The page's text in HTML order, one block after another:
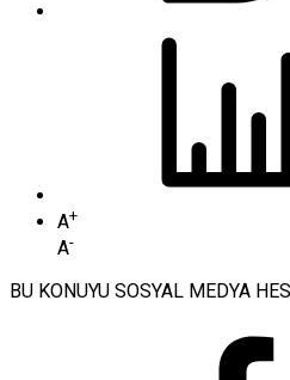
A+
A-
BU KONUYU SOSYAL MEDYA